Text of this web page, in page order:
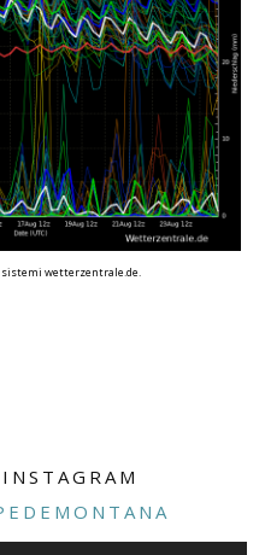
wetterzentrale.de.